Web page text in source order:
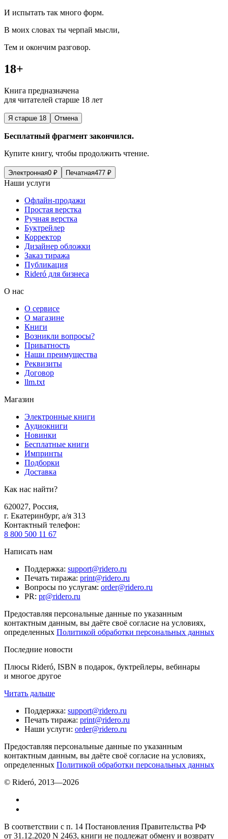
И испытать так много форм.
В моих словах ты черпай мысли,
Тем и окончим разговор.
18+
Книга предназначена
для читателей старше 18 лет
Я старше 18 Отмена
Бесплатный фрагмент закончился.
Купите книгу, чтобы продолжить чтение.
Электронная0 ₽ Печатная477 ₽
Наши услуги
Офлайн-продажи
Простая верстка
Ручная верстка
Буктрейлер
Корректор
Дизайнер обложки
Заказ тиража
Публикация
Rideró для бизнеса
О нас
О сервисе
О магазине
Книги
Возникли вопросы?
Приватность
Наши преимущества
Реквизиты
Договор
llm.txt
Магазин
Электронные книги
Аудиокниги
Новинки
Бесплатные книги
Импринты
Подборки
Доставка
Как нас найти?
620027, Россия,
г. Екатеринбург, а/я 313
Контактный телефон:
8 800 500 11 67
Написать нам
Поддержка: support@ridero.ru
Печать тиража: print@ridero.ru
Вопросы по услугам: order@ridero.ru
PR: pr@ridero.ru
Предоставляя персональные данные по указанным
контактным данным, вы даёте своё согласие на условиях,
определенных Политикой обработки персональных данных
Последние новости
Плюсы Rideró, ISBN в подарок, буктрейлеры, вебинары
и многое другое
Читать дальше
Поддержка: support@ridero.ru
Печать тиража: print@ridero.ru
Наши услуги: order@ridero.ru
Предоставляя персональные данные по указанным
контактным данным, вы даёте своё согласие на условиях,
определенных Политикой обработки персональных данных
© Rideró, 2013—2026
В соответствии с п. 14 Постановления Правительства РФ
от 31.12.2020 N 2463, книги не подлежат обмену и возврату